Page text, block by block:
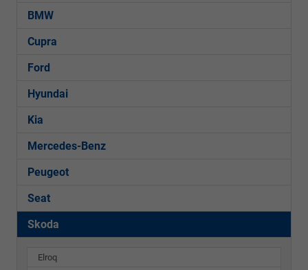
BMW
Cupra
Ford
Hyundai
Kia
Mercedes-Benz
Peugeot
Seat
Skoda
Elroq